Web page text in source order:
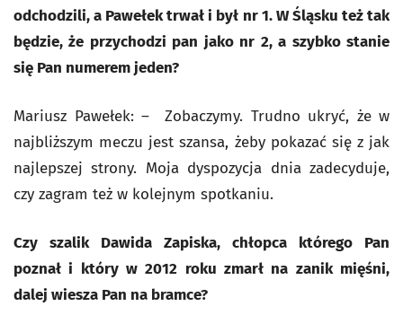
odchodzili, a Pawełek trwał i był nr 1. W Śląsku też tak
będzie, że przychodzi pan jako nr 2, a szybko stanie
się Pan numerem jeden?
Mariusz Pawełek: – Zobaczymy. Trudno ukryć, że w
najbliższym meczu jest szansa, żeby pokazać się z jak
najlepszej strony. Moja dyspozycja dnia zadecyduje,
czy zagram też w kolejnym spotkaniu.
Czy szalik Dawida Zapiska, chłopca którego Pan
poznał i który w 2012 roku zmarł na zanik mięśni,
dalej wiesza Pan na bramce?